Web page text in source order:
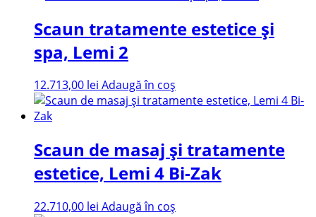
Scaun tratamente estetice și
spa, Lemi 2
12.713,00 lei Adaugă în coș
Scaun de masaj și tratamente
estetice, Lemi 4 Bi-Zak
22.710,00 lei Adaugă în coș